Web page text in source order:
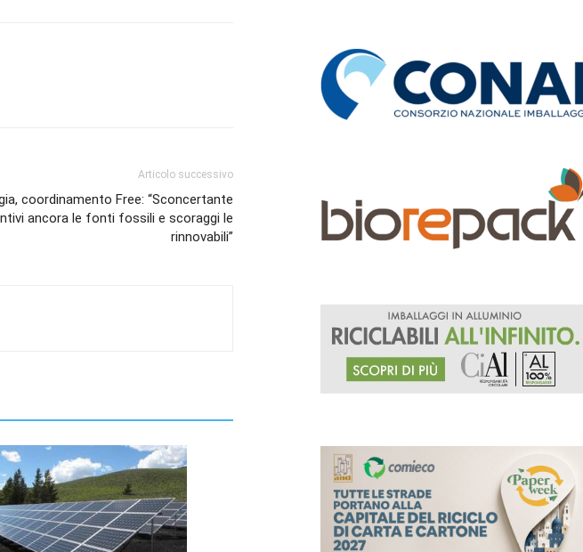
Articolo successivo
coordinamento Free: “Sconcertante
ancora le fonti fossili e scoraggi le
rinnovabili”